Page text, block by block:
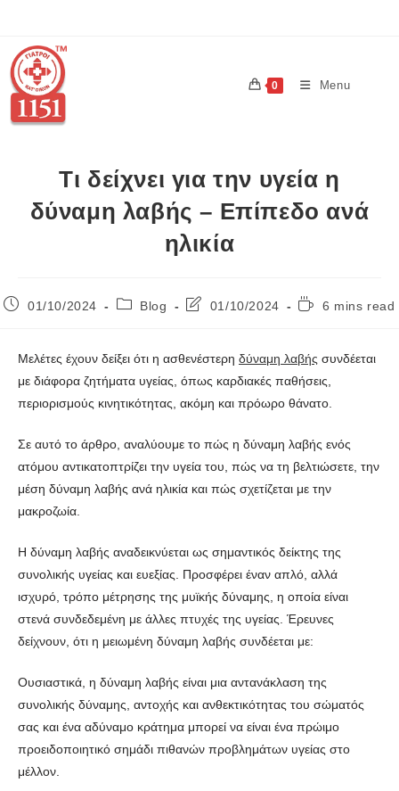
0 Menu
Τι δείχνει για την υγεία η
δύναμη λαβής – Επίπεδο ανά
ηλικία
01/10/2024 Blog 01/10/2024 6 mins read
Μελέτες έχουν δείξει ότι η ασθενέστερη δύναμη λαβής συνδέεται
με διάφορα ζητήματα υγείας, όπως καρδιακές παθήσεις,
περιορισμούς κινητικότητας, ακόμη και πρόωρο θάνατο.
Σε αυτό το άρθρο, αναλύουμε το πώς η δύναμη λαβής ενός
ατόμου αντικατοπτρίζει την υγεία του, πώς να τη βελτιώσετε, την
μέση δύναμη λαβής ανά ηλικία και πώς σχετίζεται με την
μακροζωία.
Η δύναμη λαβής αναδεικνύεται ως σημαντικός δείκτης της
συνολικής υγείας και ευεξίας. Προσφέρει έναν απλό, αλλά
ισχυρό, τρόπο μέτρησης της μυϊκής δύναμης, η οποία είναι
στενά συνδεδεμένη με άλλες πτυχές της υγείας. Έρευνες
δείχνουν, ότι η μειωμένη δύναμη λαβής συνδέεται με:
Ουσιαστικά, η δύναμη λαβής είναι μια αντανάκλαση της
συνολικής δύναμης, αντοχής και ανθεκτικότητας του σώματός
σας και ένα αδύναμο κράτημα μπορεί να είναι ένα πρώιμο
προειδοποιητικό σημάδι πιθανών προβλημάτων υγείας στο
μέλλον.